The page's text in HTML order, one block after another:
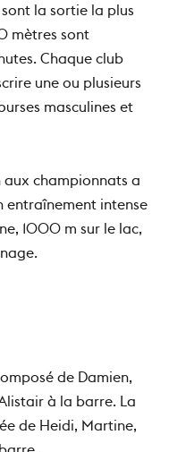
la sortie la plus
mètres sont
Chaque club
une ou plusieurs
masculines et
championnats a
entraînement intense
1000 m sur le lac,
de Damien,
à la barre. La
de Heidi, Martine,